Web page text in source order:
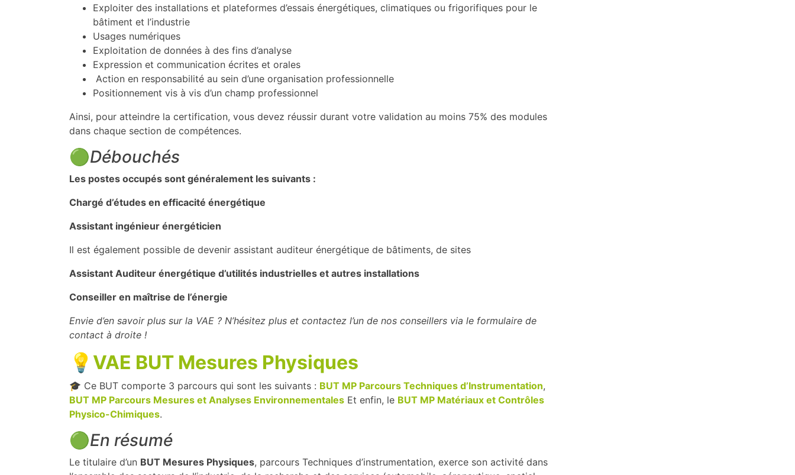
Exploiter des installations et plateformes d’essais énergétiques, climatiques ou frigorifiques pour le
bâtiment et l’industrie
Usages numériques
Exploitation de données à des fins d’analyse
Expression et communication écrites et orales
Action en responsabilité au sein d’une organisation professionnelle
Positionnement vis à vis d’un champ professionnel
Ainsi, pour atteindre la certification, vous devez réussir durant votre validation au moins 75% des modules
dans chaque section de compétences.
🟢Débouchés
Les postes occupés sont généralement les suivants :
Chargé d’études en efficacité énergétique
Assistant ingénieur énergéticien
Il est également possible de devenir assistant auditeur énergétique de bâtiments, de sites
Assistant Auditeur énergétique d’utilités industrielles et autres installations
Conseiller en maîtrise de l’énergie
Envie d’en savoir plus sur la VAE ? N’hésitez plus et contactez l’un de nos conseillers via le formulaire de
contact à droite !
💡VAE BUT Mesures Physiques
🎓 Ce BUT comporte 3 parcours qui sont les suivants : BUT MP Parcours Techniques d’Instrumentation,
BUT MP Parcours Mesures et Analyses Environnementales Et enfin, le BUT MP Matériaux et Contrôles
Physico-Chimiques.
🟢En résumé
Le titulaire d’un BUT Mesures Physiques, parcours Techniques d’instrumentation, exerce son activité dans